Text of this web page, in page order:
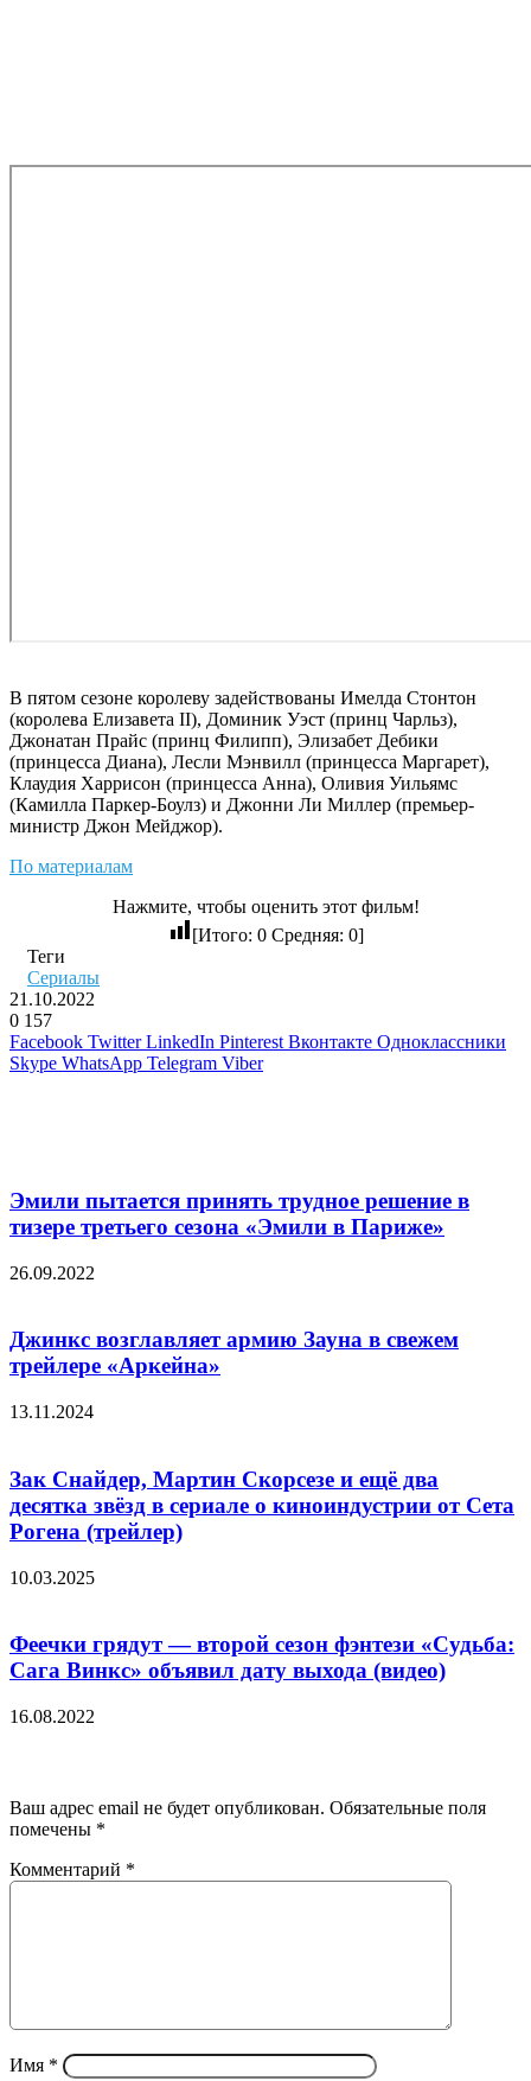
В пятом сезоне королеву задействованы Имелда Стонтон
(королева Елизавета II), Доминик Уэст (принц Чарльз),
Джонатан Прайс (принц Филипп), Элизабет Дебики
(принцесса Диана), Лесли Мэнвилл (принцесса Маргарет),
Клаудия Харрисон (принцесса Анна), Оливия Уильямс
(Камилла Паркер-Боулз) и Джонни Ли Миллер (премьер-
министр Джон Мейджор).
По материалам
Нажмите, чтобы оценить этот фильм!
[Итого: 0Средняя: 0]
Теги
Сериалы
21.10.2022
0 157
Facebook Twitter LinkedIn Pinterest Вконтакте Одноклассники
Skype WhatsApp Telegram Viber
Эмили пытается принять трудное решение в
тизере третьего сезона «Эмили в Париже»
26.09.2022
Джинкс возглавляет армию Зауна в свежем
трейлере «Аркейна»
13.11.2024
Зак Снайдер, Мартин Скорсезе и ещё два
десятка звёзд в сериале о киноиндустрии от Сета
Рогена (трейлер)
10.03.2025
Феечки грядут — второй сезон фэнтези «Судьба:
Сага Винкс» объявил дату выхода (видео)
16.08.2022
Ваш адрес email не будет опубликован. Обязательные поля
помечены *
Комментарий *
Имя *